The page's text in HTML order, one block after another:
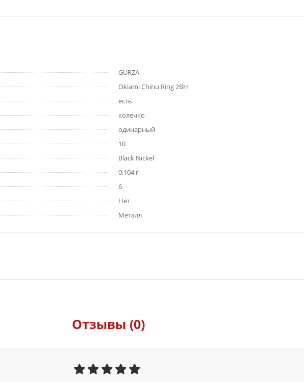
GURZA
Okiami Chinu Ring 2BH
есть
колечко
одинарный
10
Black Nickel
0,104 г
6
Нет
Металл
Отзывы (0)